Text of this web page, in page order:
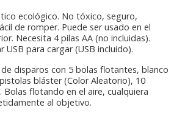
ecológico. No tóxico, seguro,
de romper. Puede ser usado en el
Necesita 4 pilas AA (no incluidas).
USB para cargar (USB incluido).
disparos con 5 bolas flotantes, blanco
bláster (Color Aleatorio), 10
Bolas flotando en el aire, cualquiera
al objetivo.